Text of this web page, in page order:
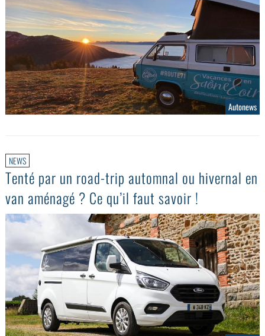
Autonews
NEWS
Tenté par un road-trip automnal ou hivernal en
van aménagé ? Ce qu’il faut savoir !